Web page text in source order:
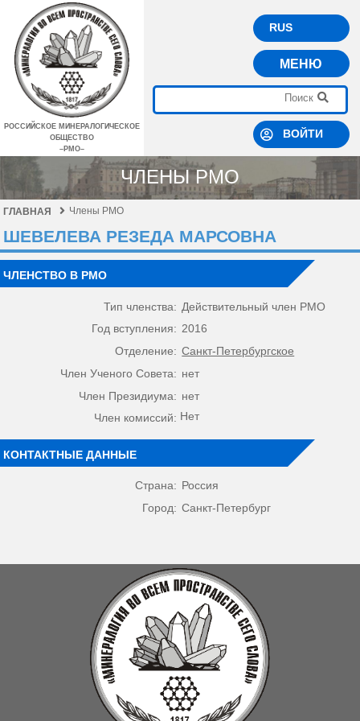
РОССИЙСКОЕ МИНЕРАЛОГИЧЕСКОЕ
ОБЩЕСТВО
–РМО–
RUS
МЕНЮ
ВОЙТИ
ЧЛЕНЫ РМО
ГЛАВНАЯ Члены РМО
ШЕВЕЛЕВА РЕЗЕДА МАРСОВНА
ЧЛЕНСТВО В РМО
Тип членства: Действительный член РМО
Год вступления: 2016
Отделение: Санкт-Петербургское
Член Ученого Совета: нет
Член Президиума: нет
Член комиссий: Нет
КОНТАКТНЫЕ ДАННЫЕ
Страна: Россия
Город: Санкт-Петербург